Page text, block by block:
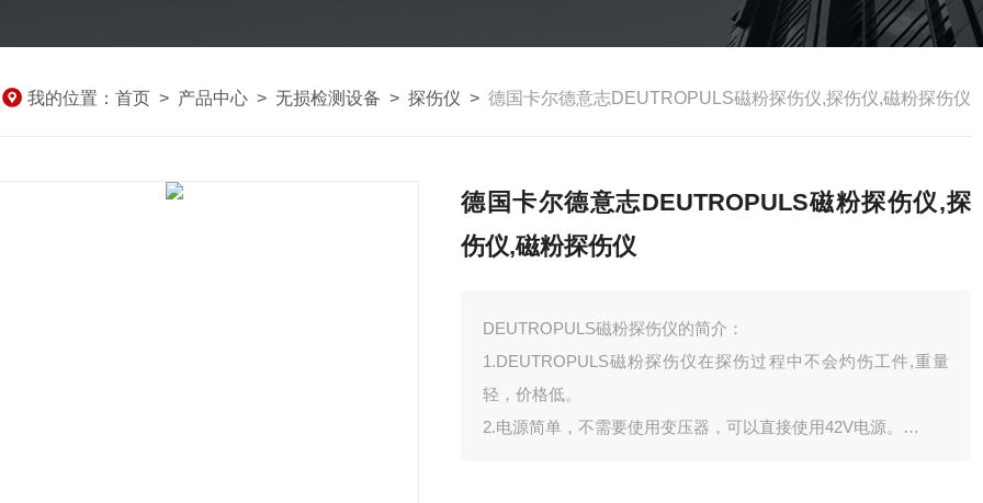
我的位置： 首页 > 产品中心 > 无损检测设备 > 探伤仪 > 德国卡尔德意志DEUTROPULS磁粉探伤仪,探伤仪,磁粉探伤仪
德国卡尔德意志DEUTROPULS磁粉探伤仪,探
伤仪,磁粉探伤仪
DEUTROPULS磁粉探伤仪的简介：
1.DEUTROPULS磁粉探伤仪在探伤过程中不会灼伤工件,重量
轻，价格低。
2.电源简单，不需要使用变压器，可以直接使用42V电源。